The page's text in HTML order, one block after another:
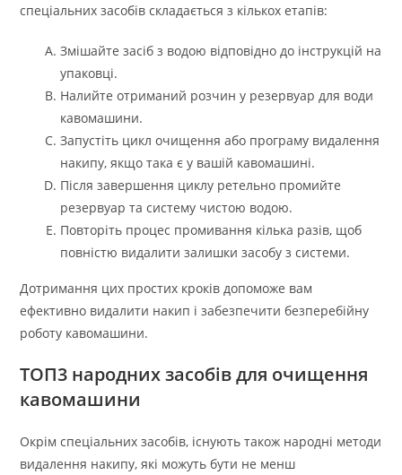
спеціальних засобів складається з кількох етапів:
Змішайте засіб з водою відповідно до інструкцій на
упаковці.
Налийте отриманий розчин у резервуар для води
кавомашини.
Запустіть цикл очищення або програму видалення
накипу, якщо така є у вашій кавомашині.
Після завершення циклу ретельно промийте
резервуар та систему чистою водою.
Повторіть процес промивання кілька разів, щоб
повністю видалити залишки засобу з системи.
Дотримання цих простих кроків допоможе вам
ефективно видалити накип і забезпечити безперебійну
роботу кавомашини.
ТОП3 народних засобів для очищення
кавомашини
Окрім спеціальних засобів, існують також народні методи
видалення накипу, які можуть бути не менш